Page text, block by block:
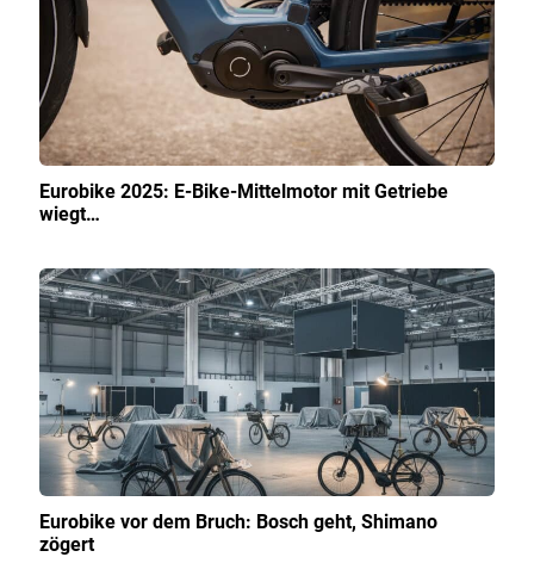
Eurobike 2025: E-Bike-Mittelmotor mit Getriebe
wiegt…
Eurobike vor dem Bruch: Bosch geht, Shimano
zögert